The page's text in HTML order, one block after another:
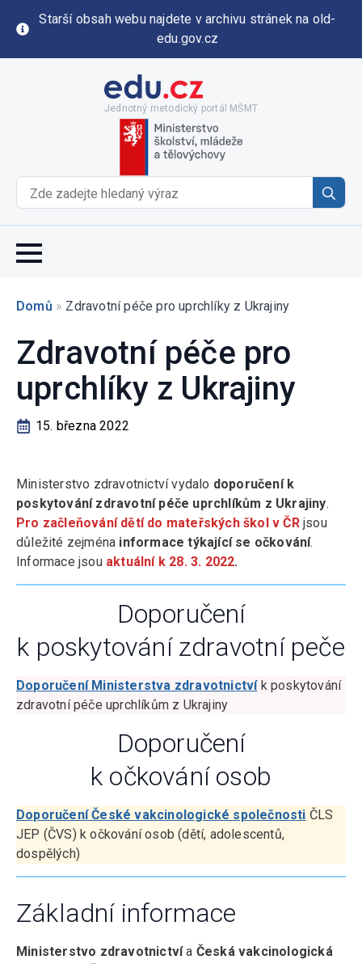
Starší obsah webu najdete v archivu stránek na old-
edu.gov.cz
Jednotný metodický portál MŠMT
for:
Domů » Zdravotní péče pro uprchlíky z Ukrajiny
Zdravotní péče pro
uprchlíky z Ukrajiny
15. března 2022
Ministerstvo zdravotnictví vydalo doporučení k
poskytování zdravotní péče uprchlíkům z Ukrajiny.
Pro začleňování dětí do mateřských škol v ČRjsou
důležité zejména informace týkající se očkování.
Informace jsou aktuální k 28. 3. 2022.
Doporučení
k poskytování zdravotní peče
Doporučení Ministerstva zdravotnictvík poskytování
zdravotní péče uprchlíkům z Ukrajiny
Doporučení
k očkování osob
Doporučení České vakcinologické společnosti ČLS
JEP (ČVS) k očkování osob (dětí, adolescentů,
dospělých)
Základní informace
Ministerstvo zdravotnictvía Česká vakcinologická